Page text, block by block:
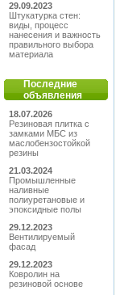
29.09.2023
Штукатурка стен:
виды, процесс
нанесения и важность
правильного выбора
материала
Последние
объявления
18.07.2026
Резиновая плитка с
замками МБС из
маслобензостойкой
резины
21.03.2024
Промышленные
наливные
полиуретановые и
эпоксидные полы
29.12.2023
Вентилируемый
фасад
29.12.2023
Ковролин на
резиновой основе